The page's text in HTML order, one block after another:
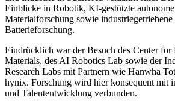
Einblicke in Robotik, KI-gestützte autonome
Materialforschung sowie
Batterieforschung.
Eindrücklich war der Besuch des Center for
Materials, des AI Robotics Lab sowie der
Research Labs mit Partnern wie Hanwha
hynix. Forschung wird hier konsequent mit
und Talententwicklung verbunden.